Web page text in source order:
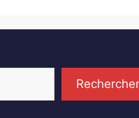
Rechercher